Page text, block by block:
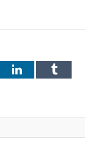
LinkedInTumblr